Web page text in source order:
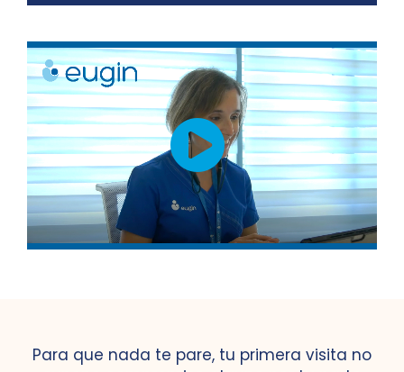
Para que nada te pare, tu primera visita no